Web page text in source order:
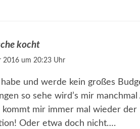
kocht
2016 um 20:23 Uhr
habe und werde kein großes
so sehe wird’s mir
mir immer mal wieder der
Oder etwa doch nicht….